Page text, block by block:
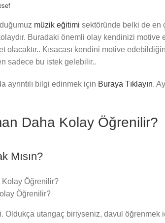
müzik eğitimi sektöründe belki de en
Buradaki önemli olay kendinizi
olacaktır.. Kısacası kendini motive
sadece bu istek gelebilir..
ayrıntılı bilgi edinmek için Buraya Tıklayın.
Daha Kolay Öğrenilir?
Mısın?
Öğrenilir?
Oldukça utangaç biriyseniz, davul